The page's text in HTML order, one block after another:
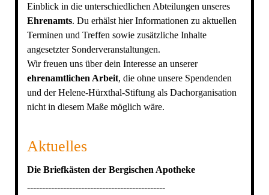
Einblick in die unterschiedlichen Abteilungen unseres
Ehrenamts. Du erhälst hier Informationen zu aktuellen
Terminen und Treffen sowie zusätzliche Inhalte
angesetzter Sonderveranstaltungen.
Wir freuen uns über dein Interesse an unserer
ehrenamtlichen Arbeit, die ohne unsere Spendenden
und der Helene-Hürxthal-Stiftung als Dachorganisation
nicht in diesem Maße möglich wäre.
Aktuelles
Die Briefkästen der Bergischen Apotheke
----------------------------------------------